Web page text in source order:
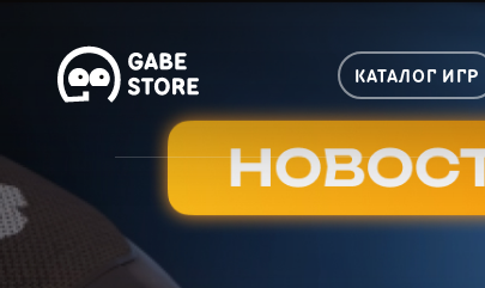
КАТАЛОГ ИГР